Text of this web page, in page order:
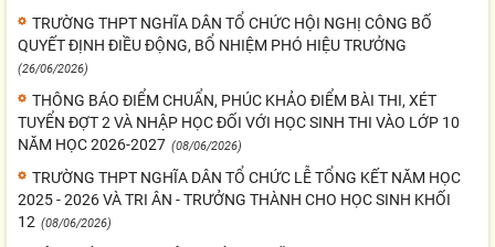
TRƯỜNG THPT NGHĨA DÂN TỔ CHỨC HỘI NGHỊ CÔNG BỐ
QUYẾT ĐỊNH ĐIỀU ĐỘNG, BỔ NHIỆM PHÓ HIỆU TRƯỞNG
(26/06/2026)
THÔNG BÁO ĐIỂM CHUẨN, PHÚC KHẢO ĐIỂM BÀI THI, XÉT
TUYỂN ĐỢT 2 VÀ NHẬP HỌC ĐỐI VỚI HỌC SINH THI VÀO LỚP 10
NĂM HỌC 2026-2027 (08/06/2026)
TRƯỜNG THPT NGHĨA DÂN TỔ CHỨC LỄ TỔNG KẾT NĂM HỌC
2025 - 2026 VÀ TRI ÂN - TRƯỞNG THÀNH CHO HỌC SINH KHỐI
12 (08/06/2026)